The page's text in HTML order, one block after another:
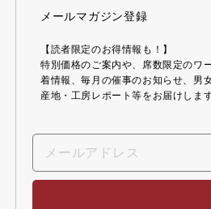
メールマガジン登録
【読者限定のお得情報も！】
特別価格のご案内や、席数限定のワ
着情報、毎月の催事のお知らせ、男
産地・工房レポート等をお届けします